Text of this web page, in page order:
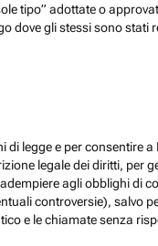
tipo” adottate o
dove gli stessi sono stati
legge e per consentire a
legale dei diritti, per
agli obblighi di
controversie), salvo
e le chiamate senza